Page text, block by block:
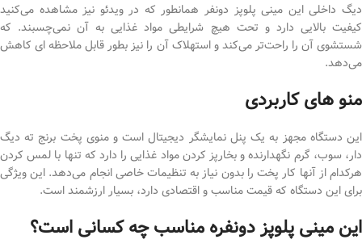
دیگ داخلی این مینی پلوپز دونفر همانطور که در ویدئو نیز مشاهده می‌کنید
کیفیت بالایی دارد و تحت هیچ شرایطی مواد غذایی به آن نمی‌چسبند. که
شستشوی آن را راحت‌تر می‌کند و استهلاک آن را نیز بطور قابل ملاحظه ای کاهش
می‌دهد.
منو های کاربردی
این دستگاه مجهز به یک پنل نمایشگر دیجیتال است و منوی پخت برنج ته دیگ
دار، سوب، گرم نگهدارنده و بخارپز کردن مواد غذایی را دارد که تنها با لمس کردن
هرکدام از آنها کار پخت را بدون نیاز به تنظیمات خاصی انجام می‌دهد. این ویژگی
برای این دستگاه که قیمت مناسب و اقتصادی دارد، بسیار ارزشمند است.
این مینی پلوپز دونفره مناسب چه کسانی است؟